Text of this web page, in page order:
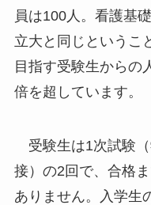
員は100人。看護基
立大と同じというこ
目指す受験生からの
倍を超しています。
受験生は1次試験
接）の2回で、合格
ありません。入学生